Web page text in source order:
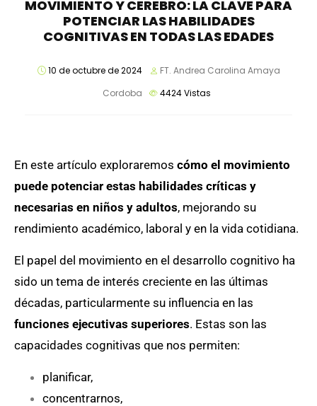
MOVIMIENTO Y CEREBRO: LA CLAVE PARA
POTENCIAR LAS HABILIDADES
COGNITIVAS EN TODAS LAS EDADES
10 de octubre de 2024
FT. Andrea Carolina Amaya
Cordoba
4424Vistas
En este artículo exploraremos cómo el movimiento
puede potenciar estas habilidades críticas y
necesarias en niños y adultos, mejorando su
rendimiento académico, laboral y en la vida cotidiana.
El papel del movimiento en el desarrollo cognitivo ha
sido un tema de interés creciente en las últimas
décadas, particularmente su influencia en las
funciones ejecutivas superiores. Estas son las
capacidades cognitivas que nos permiten:
planificar,
concentrarnos,